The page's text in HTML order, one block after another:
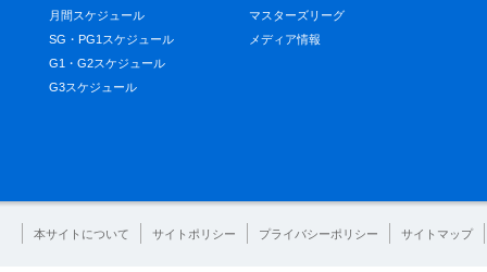
月間スケジュール
SG・PG1スケジュール
G1・G2スケジュール
G3スケジュール
マスターズリーグ
メディア情報
本サイトについて サイトポリシー プライバシーポリシー サイトマップ